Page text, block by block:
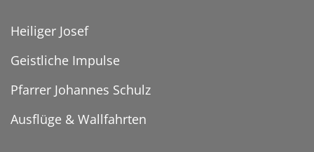
Heiliger Josef
Geistliche Impulse
Pfarrer Johannes Schulz
Ausflüge & Wallfahrten